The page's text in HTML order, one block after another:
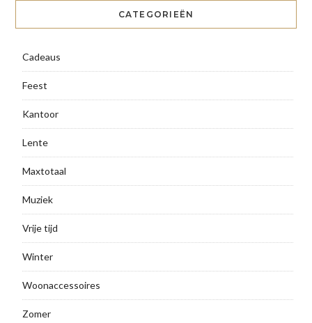
CATEGORIEËN
Cadeaus
Feest
Kantoor
Lente
Maxtotaal
Muziek
Vrije tijd
Winter
Woonaccessoires
Zomer